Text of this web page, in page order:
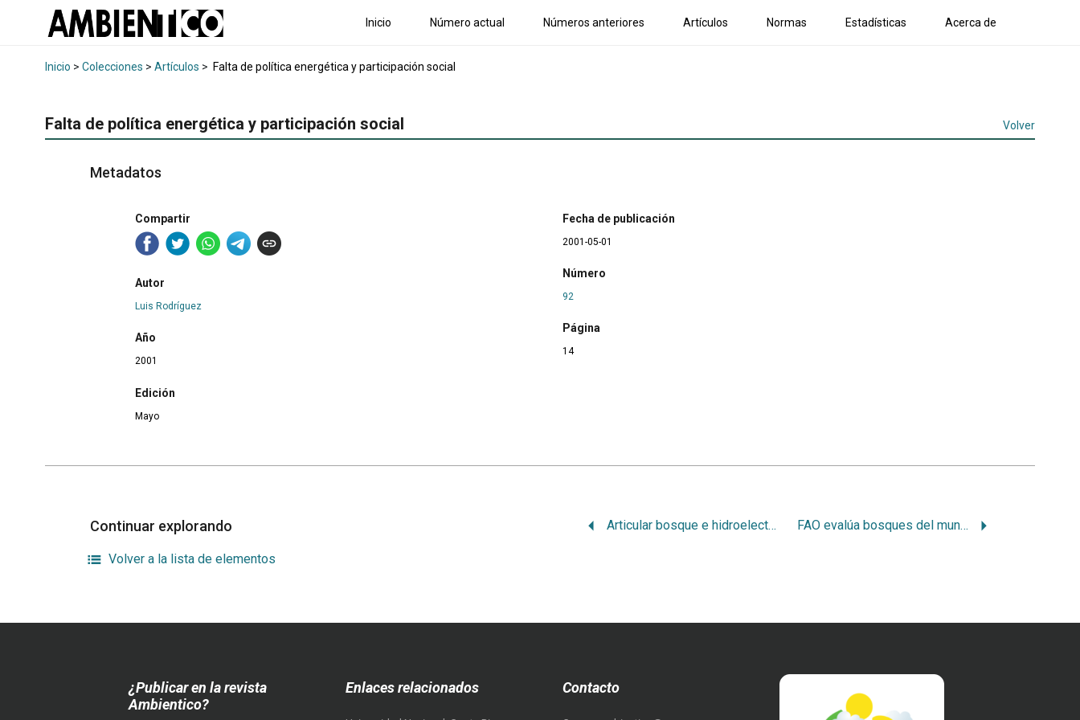
Inicio Número actual Números anteriores Artículos Normas Estadísticas Acerca de
Inicio > Colecciones > Artículos > Falta de política energética y participación social
Falta de política energética y participación social Volver
Metadatos
Compartir
Autor
Luis Rodríguez
Año
2001
Edición
Mayo
Fecha de publicación
2001-05-01
Número
92
Página
14
Continuar explorando Articular bosque e hidroelectricidad para un desarrollo sostenible FAO evalúa bosques del mundo
Volver a la lista de elementos
¿Publicar en la revista
Ambientico?
Enlaces relacionados Contacto